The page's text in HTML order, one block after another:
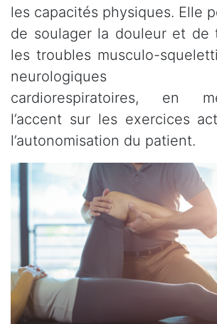
les capacités physiques. Elle
de soulager la douleur et de
les troubles musculo-
cardiorespiratoires, en
l’accent sur les exercices
l’autonomisation du patient.